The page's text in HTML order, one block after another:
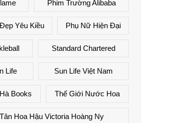
Phim Trường Alibaba
Yêu Kiều Phụ Nữ Hiện Đại
Standard Chartered
Life Sun Life Việt Nam
Books Thế Giới Nước Hoa
Tân Hoa Hậu Victoria Hoàng Ny